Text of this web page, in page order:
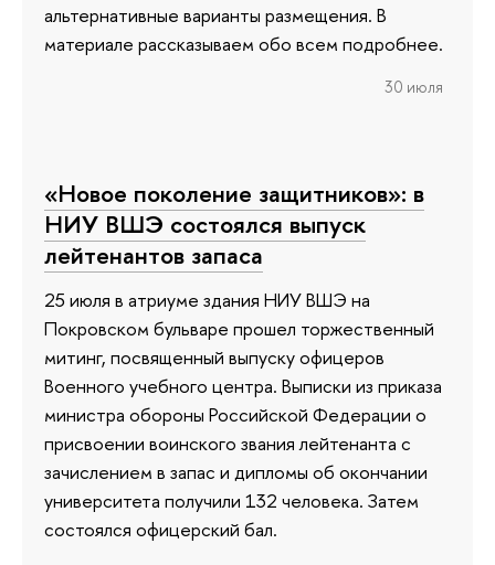
альтернативные варианты размещения. В
материале рассказываем обо всем подробнее.
30 июля
«Новое поколение защитников»: в
НИУ ВШЭ состоялся выпуск
лейтенантов запаса
25 июля в атриуме здания НИУ ВШЭ на
Покровском бульваре прошел торжественный
митинг, посвященный выпуску офицеров
Военного учебного центра. Выписки из приказа
министра обороны Российской Федерации о
присвоении воинского звания лейтенанта с
зачислением в запас и дипломы об окончании
университета получили 132 человека. Затем
состоялся офицерский бал.